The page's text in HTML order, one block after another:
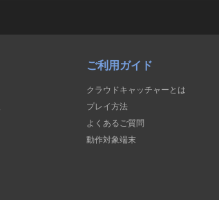
ご利用ガイド
クラウドキャッチャーとは
プレイ方法
よくあるご質問
動作対象端末